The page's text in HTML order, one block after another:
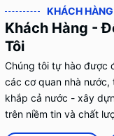
KHÁCH
Khách Hàng -
Tôi
Chúng tôi tự hào được
các cơ quan nhà
khắp cả nước - xây
trên niềm tin và chất